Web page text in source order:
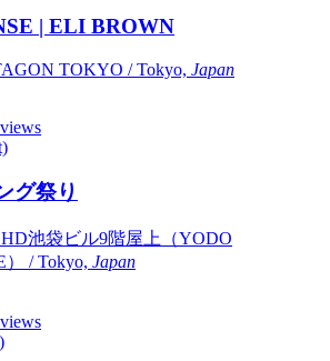
| ELI BROWN
TOKYO / Tokyo, Japan
グ祭り
池袋ビル9階屋上（YODO
） / Tokyo, Japan